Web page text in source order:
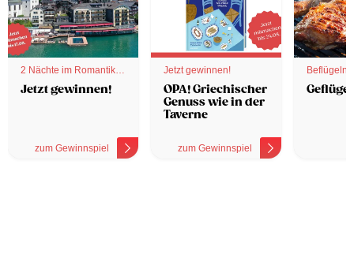
2 Nächte im Romantik
Hotel
Jetzt gewinnen!
zum Gewinnspiel
Jetzt gewinnen!
OPA! Griechischer
Genuss wie in der
Taverne
zum Gewinnspiel